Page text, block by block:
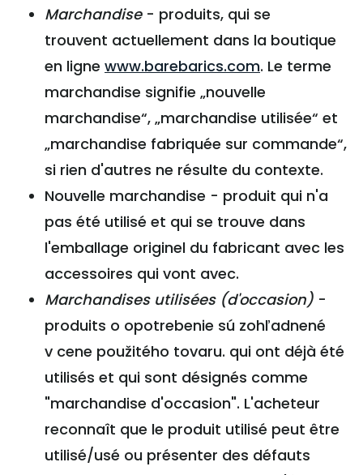
Marchandise- produits, qui se
trouvent actuellement dans la boutique
en ligne www.barebarics.com. Le terme
marchandise signifie „nouvelle
marchandise“, „marchandise utilisée“ et
„marchandise fabriquée sur commande“,
si rien d'autres ne résulte du contexte.
Nouvelle marchandise - produit qui n'a
pas été utilisé et qui se trouve dans
l'emballage originel du fabricant avec les
accessoires qui vont avec.
Marchandises utilisées (d'occasion) -
produits o opotrebenie sú zohľadnené
v cene použitého tovaru. qui ont déjà été
utilisés et qui sont désignés comme
"marchandise d'occasion". L'acheteur
reconnaît que le produit utilisé peut être
utilisé/usé ou présenter des défauts